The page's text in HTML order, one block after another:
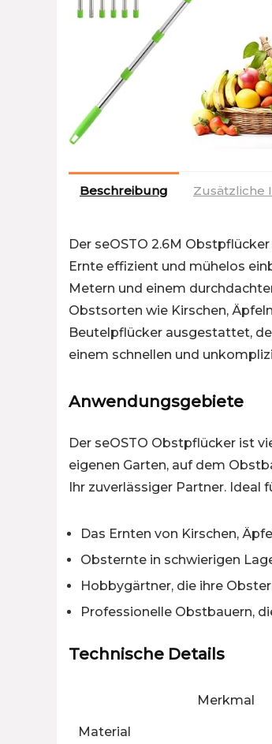
Beschreibung Zusätzliche
Der seOSTO 2.6M
Ernte effizient und mühelos
Metern und einem
Obstsorten wie Kirschen,
Beutelpflücker ausgestattet,
einem schnellen und
Anwendungsgebiete
Der seOSTO Obstpflücker ist
eigenen Garten, auf dem
Ihr zuverlässiger Partner. Ideal
Das Ernten von Kirschen,
Obsternte in schwierigen
Hobbygärtner, die ihre
Professionelle Obstbauern,
Technische Details
Merkmal
Material